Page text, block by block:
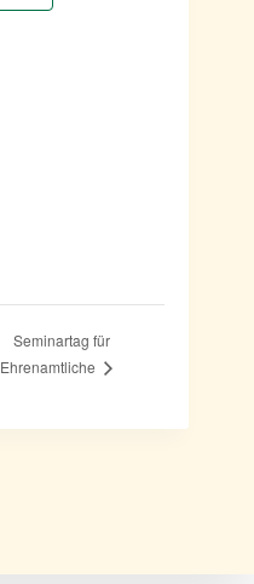
Seminartag für
Ehrenamtliche